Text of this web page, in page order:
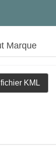
Marque
KML